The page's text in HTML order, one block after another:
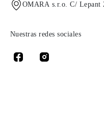
OMARA s.r.o. C/ Lepant
Nuestras redes sociales